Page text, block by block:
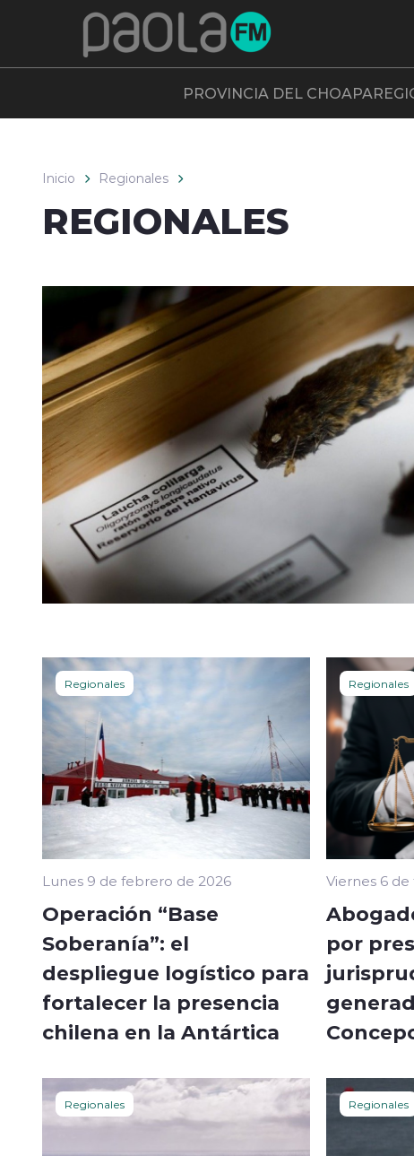
PROVINCIA DEL CHOAPA
Inicio Regionales
REGIONALES
Regionales
Lunes 9 de febrero de 2026
Operación “Base
Soberanía”: el
despliegue logístico para
fortalecer la presencia
chilena en la Antártica
Regionales
Viernes 6
por
Regionales Regionales